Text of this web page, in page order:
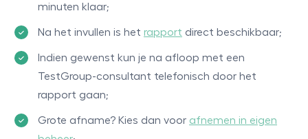
minuten klaar;
Na het invullen is het rapport direct beschikbaar;
Indien gewenst kun je na afloop met een
TestGroup-consultant telefonisch door het
rapport gaan;
Grote afname? Kies dan voor afnemen in eigen